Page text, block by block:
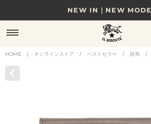
NEW IN｜NEW
8/17(月)10時まで｜税込11,000円以
贈る相手やシーンから選べる、新し
HOME | オンラインストア / ベストセラー / 財布 /